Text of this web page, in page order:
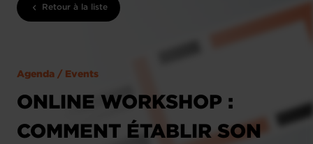
Retour à la liste
Agenda / Events
ONLINE WORKSHOP :
COMMENT ÉTABLIR SON